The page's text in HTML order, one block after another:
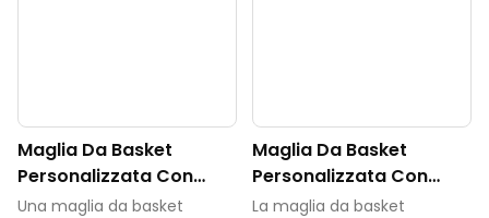
Maglia Da Basket
Personalizzata Con
Stampa Sublimatica
Una maglia da basket
Maglia Da Basket
Personalizzata Con
Stampa A Sublimazione
La maglia da basket